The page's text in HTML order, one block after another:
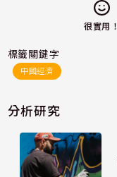
很實用！
標籤關鍵字
中國經濟
分析研究